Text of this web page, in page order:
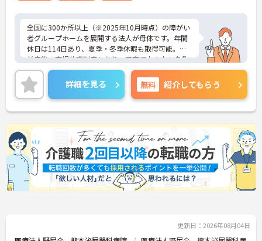
全国に300か所以上（※2025年10月時点）の障がい
者グループホームを展開する法人が母体です。年間
休日は114日あり、夏季・冬季休暇も取得可能。産
前産後・育児休暇制度もあり、子育て中の方も多数
活躍中で、ワークライフバランスを大切にしながら
働ける環境が整っています。研修制度や外部勉強会
の受講支援もあり、スキルアップもしっかりサポー
ト。将来的には管理者やエリアマネージャーへのキ
ャリアアップも目指せます。20代から60代まで幅広
い年代のスタッフが活躍しており、和やかな雰囲気
の職場です。介護経験を活かしたい方、福祉の資格
をお持ちの方、安定した法人でキャリアを築きたい
方におすすめです。
★おすすめPOINT★
・生活支援員からスタートし、サービス管理責任者
ネジメント職への挑戦も視野に入れていただけま
す。
詳細を見る 無料 紹介してもらう
更新日：2026年08月04日